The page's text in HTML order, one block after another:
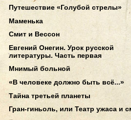
Путешествие «Голубой стрелы»
Маменька
Смит и Вессон
Евгений Онегин. Урок русской
литературы. Часть первая
Мнимый больной
«В человеке должно быть всё...»
Тайна третьей планеты
Гран-гиньоль, или Театр ужаса и